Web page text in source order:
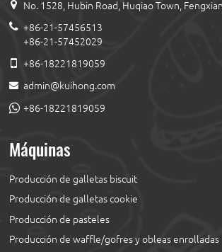
No. 1528, Hubin Road, Huqiao Town,
+86-21-57456513
+86-21-57452029
+86-18221819059
admin@kuihong.com
+86-18221819059
Máquinas
Producción de galletas biscuit
Producción de galletas cookie
Producción de pasteles
Producción de waffle/gofres y obleas enrolladas